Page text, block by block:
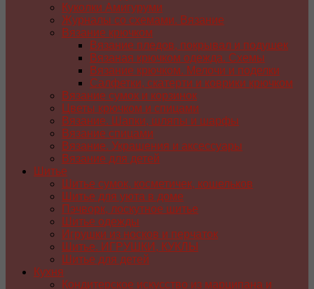
Куколки Амигуруми
Журналы со схемами. Вязание
Вязание крючком
Вязание пледов, покрывал и подушек
Вязаная крючком одежда. Схемы
Вязание крючком. Мелочи и поделки
Салфетки, скатерти и коврики крючком
Вязание сумок и корзинок
Цветы крючком и спицами
Вязание. Шапки, шляпы и шарфы
Вязание спицами
Вязание. Украшения и аксессуары
Вязание для детей
Шитье
Шитье сумок, косметичек, кошельков
Шитье для уюта в доме
Пэчворк, лоскутное шитье
Шитье одежды
Игрушки из носков и перчаток
Шитье. ИГРУШКИ, КУКЛЫ
Шитье для детей
Кухня
Кондитерское искусство из марципана и